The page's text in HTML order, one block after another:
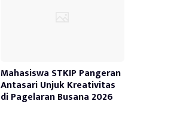
Mahasiswa STKIP Pangeran
Antasari Unjuk Kreativitas
di Pagelaran Busana 2026